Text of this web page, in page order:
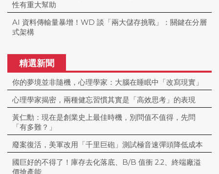
性有重大幫助
AI 資料傳輸量暴增！WD 談「兩大儲存挑戰」：關鍵在分層
式架構
精選新聞
你的夢境並非隨機，心理學家：大腦在睡眠中「改寫現實」
心理學家揭密，兩種健忘習慣其實是「高效思考」的表現
黃仁勳：現在是創業史上最佳時機，別問值不值得，先問
「有多難？」
廢案復活，美軍改用「千里巨砲」測試極音速彈頭降低成本
國巨好的不得了！庫存去化落底、B/B 值衝 2.2、終端廠溢
價搶產能